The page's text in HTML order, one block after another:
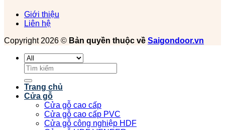
Giới thiệu
Liên hệ
Copyright 2026 © Bản quyền thuộc về Saigondoor.vn
Tìm
kiếm:
Trang chủ
Cửa gỗ
Cửa gỗ cao cấp
Cửa gỗ cao cấp PVC
Cửa gỗ công nghiệp HDF